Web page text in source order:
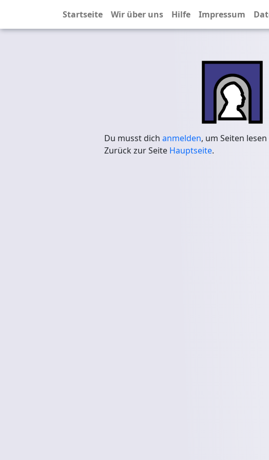
Startseite Wir über uns Hilfe Impressum
Du musst dich anmelden, um Seiten
Zurück zur Seite Hauptseite.